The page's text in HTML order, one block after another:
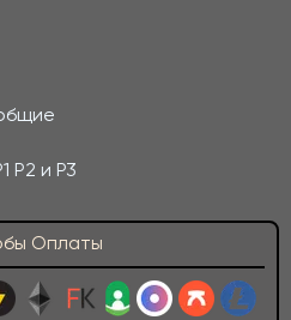
P2 и P3
Оплаты